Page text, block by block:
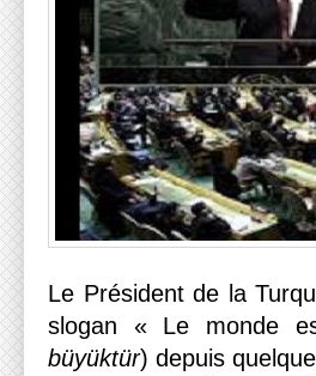
Le Président de la
slogan « Le monde
büyüktür) depuis